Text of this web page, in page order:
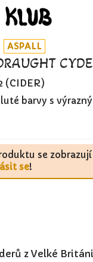
ASPALL
(CIDER)
barvy s
se
se!
z Velké